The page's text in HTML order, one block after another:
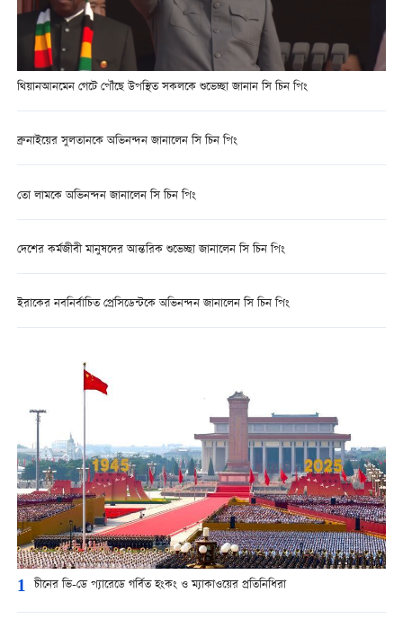
থিয়ানআনমেন গেটে পৌঁছে উপস্থিত সকলকে শুভেচ্ছা জানান সি চিন পিং
ব্রুনাইয়ের সুলতানকে অভিনন্দন জানালেন সি চিন পিং
তো লামকে অভিনন্দন জানালেন সি চিন পিং
দেশের কর্মজীবী মানুষদের আন্তরিক শুভেচ্ছা জানালেন সি চিন পিং
ইরাকের নবনির্বাচিত প্রেসিডেন্টকে অভিনন্দন জানালেন সি চিন পিং
1 চীনের ভি-ডে প্যারেডে গর্বিত হংকং ও ম্যাকাওয়ের প্রতিনিধিরা